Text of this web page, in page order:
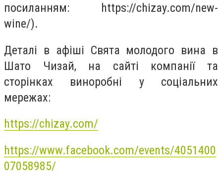
посиланням: https://chizay.com/new-
wine/).
Деталі в афіші Свята молодого вина в
Шато Чизай, на сайті компанії та
сторінках виноробні у соціальних
мережах:
https://chizay.com/
https://www.facebook.com/events/4051400
07058985/